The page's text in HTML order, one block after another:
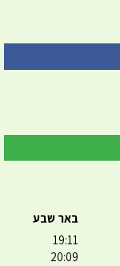
באר שבע
19:11
20:09